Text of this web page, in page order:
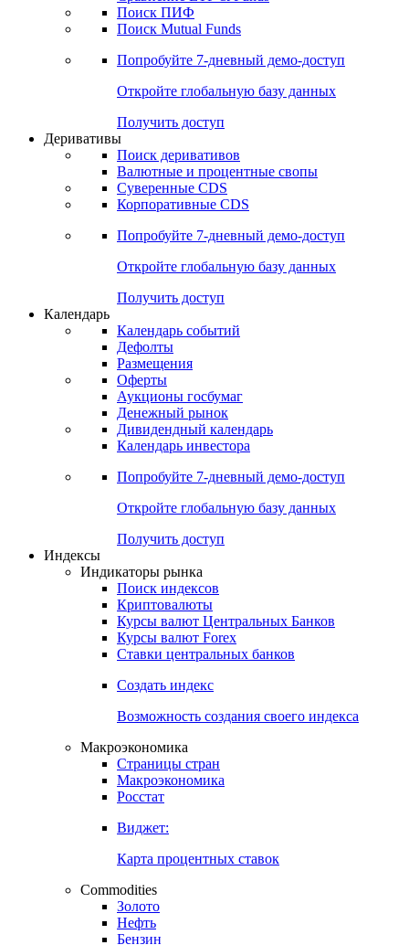
Получить доступ
ETF & Funds
Сравнение ETF & Funds
Поиск Mutual Funds
Попробуйте7-дневный
Откройте глобальную базу данных
Получить доступ
Деривативы
Валютные и процентные свопы
Корпоративные CDS
Попробуйте7-дневный
Откройте глобальную базу данных
Получить доступ
Календарь
Календарь событий
Дефолты
Размещения
Оферты
Денежный рынок
Календарь инвестора
Попробуйте7-дневный
Откройте глобальную базу данных
Получить доступ
Индикаторы рынка
Поиск индексов
Курсы валют Центральных Банков
Ставки центральных банков
Создать индекс
Возможность создания своего индекса
Страницы стран
Росстат
Виджет:
Карта процентных ставок